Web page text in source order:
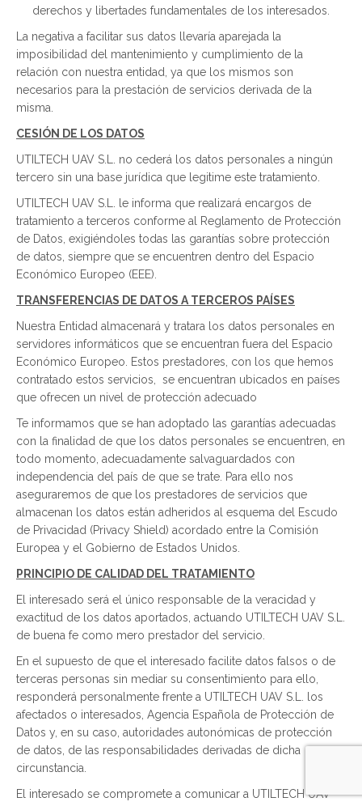
derechos y libertades fundamentales de los interesados.
La negativa a facilitar sus datos llevaría aparejada la
imposibilidad del mantenimiento y cumplimiento de la
relación con nuestra entidad, ya que los mismos son
necesarios para la prestación de servicios derivada de la
misma.
CESIÓN DE LOS DATOS
UTILTECH UAV S.L. no cederá los datos personales a ningún
tercero sin una base jurídica que legitime este tratamiento.
UTILTECH UAV S.L. le informa que realizará encargos de
tratamiento a terceros conforme al Reglamento de Protección
de Datos, exigiéndoles todas las garantías sobre protección
de datos, siempre que se encuentren dentro del Espacio
Económico Europeo (EEE).
TRANSFERENCIAS DE DATOS A TERCEROS PAÍSES
Nuestra Entidad almacenará y tratara los datos personales en
servidores informáticos que se encuentran fuera del Espacio
Económico Europeo. Estos prestadores, con los que hemos
contratado estos servicios, se encuentran ubicados en países
que ofrecen un nivel de protección adecuado
Te informamos que se han adoptado las garantías adecuadas
con la finalidad de que los datos personales se encuentren, en
todo momento, adecuadamente salvaguardados con
independencia del país de que se trate. Para ello nos
aseguraremos de que los prestadores de servicios que
almacenan los datos están adheridos al esquema del Escudo
de Privacidad (Privacy Shield) acordado entre la Comisión
Europea y el Gobierno de Estados Unidos.
PRINCIPIO DE CALIDAD DEL TRATAMIENTO
El interesado será el único responsable de la veracidad y
exactitud de los datos aportados, actuando UTILTECH UAV S.L.
de buena fe como mero prestador del servicio.
En el supuesto de que el interesado facilite datos falsos o de
terceras personas sin mediar su consentimiento para ello,
responderá personalmente frente a UTILTECH UAV S.L. los
afectados o interesados, Agencia Española de Protección de
Datos y, en su caso, autoridades autonómicas de protección
de datos, de las responsabilidades derivadas de dicha
circunstancia.
El interesado se compromete a comunicar a UTILTECH UAV